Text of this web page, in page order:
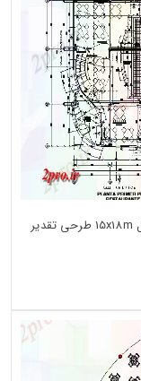
دانلود نقشه هتل - رستوران - اقامتگاه بخش از هتل 15x18m طرحی تقدیر